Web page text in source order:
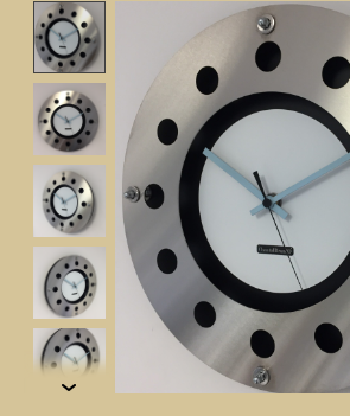
Product image slideshow